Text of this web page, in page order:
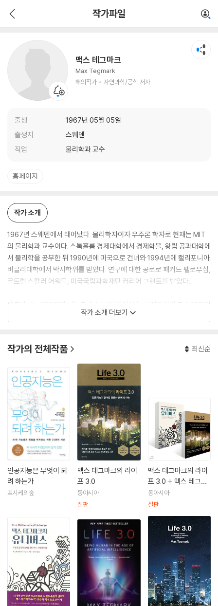
작가파일
맥스 테그마크
Max Tegmark
해외작가
자연과학/공학 저자
출생
1967년 05월 05일
출생지
스웨덴
직업
물리학과 교수
자연과학/공학 저자
홈페이지
작가 소개
1967년 스웨덴에서 태어났다. 물리학자이자 우주론 학자로 현재는 MIT
의 물리학과 교수이다. 스톡홀름 경제대학에서 경제학을, 왕립 공과대학에
서 물리학을 공부한 뒤 1990년에 미국으로 건너와 1994년에 캘리포니아
버클리대학에서 박사학위를 받았다. 연구에 대한 공로로 패커드 펠로우십,
코트렐 스칼러 어워드, 미국국립과학재단 커리어 그랜트를 받았다.
테그마크는 200편이 넘는 학술 논문의 저자 또는 공저자이며 그중 12편이
500번 이상 인용되었다. 또한 BBC 등 다수의 과학 다큐멘터리와 라디오
을 연구하는 근본질문연구소(Foundational Questions Institute)를
설립했으며, 2014년에는 생명의미래연구소(Future of Life Institute)
를 공동 설립했다. 그의 공식 웹사이트는 http://space.mit.edu/hom
e/tegmark/이다.
『맥스 테그마크의 유니버스(Our Mathematical Universe)』는 과거, 현
재, 미래, 그리고 그의 작업의 기초가 되는 물리학, 천문학 및 수학을 관통
하는 놀라운 여행으로 우리를 이끈다. 특히 물리적 현실이 수학적 구조이
며 궁극적 다중우주라는 것이 그의 이론의 핵심이다. 테그마크는 대중과학
과 획기적 첨단과학의 눈부신 결합을 통해 종종 난해한 이론을 이해하는
데 도움을 줄 뿐 아니라 과학자로서의 그의 삶을 형성한 놀라운 성취와 실
패를 우리와 공유한다. 처음부터 마지막까지 매혹적인 이 책은 이미 저명
한 과학자와 수학자들의 관심과 존경을 불러일으켰다.
작가 소개 더보기
작가의 전체작품 최신순
인공지능은 무엇이 되
려 하는가
프시케의숲
맥스 테그마크의 라이
프 3.0
동아시아
절판
맥스 테그마크의 라이
프 3.0 + 맥스 테그마
크의 유니버스
동아시아
절판